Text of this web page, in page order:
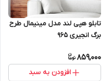
تابلو هپی لند مدل مینیمال طرح
برگ انجیری 965
859,000
افزودن به سبد